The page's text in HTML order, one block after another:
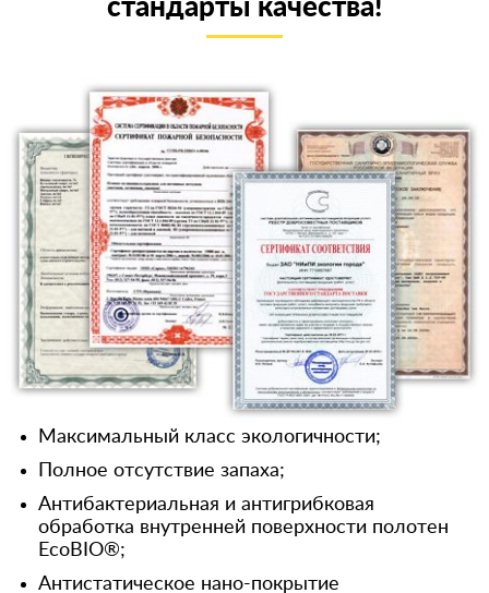
стандарты качества!
Максимальный класс экологичности;
Полное отсутствие запаха;
Антибактериальная и антигрибковая
обработка внутренней поверхности полотен
EcoBIO®;
Антистатическое нано-покрытие